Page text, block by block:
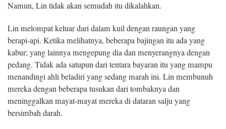
Namun, Lin tidak akan semudah itu dikalahkan.
Lin melompat keluar dari dalam kuil dengan raungan yang
berapi-api. Ketika melihatnya, beberapa bajingan itu ada yang
kabur; yang lainnya mengepung dia dan menyerangnya dengan
pedang. Tidak ada satupun dari tentara bayaran itu yang mampu
menandingi ahli beladiri yang sedang marah ini. Lin membunuh
mereka dengan beberapa tusukan dari tombaknya dan
meninggalkan mayat-mayat mereka di dataran salju yang
bersimbah darah.